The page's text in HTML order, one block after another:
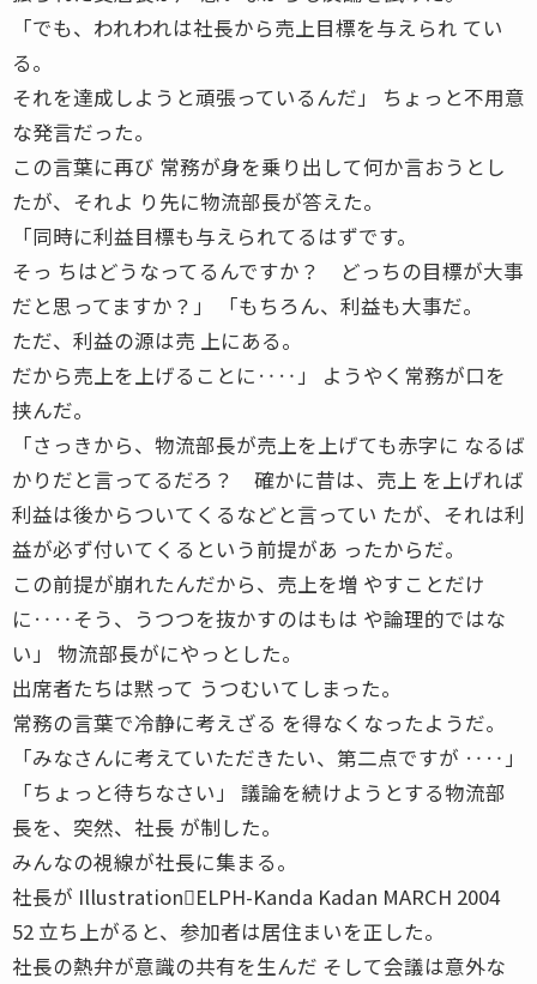
「でも、われわれは社長から売上目標を与えられ てい
る。
それを達成しようと頑張っているんだ」 ちょっと不用意
な発言だった。
この言葉に再び 常務が身を乗り出して何か言おうとし
たが、それよ り先に物流部長が答えた。
「同時に利益目標も与えられてるはずです。
そっ ちはどうなってるんですか？ どっちの目標が大事
だと思ってますか？」 「もちろん、利益も大事だ。
ただ、利益の源は売 上にある。
だから売上を上げることに‥‥」 ようやく常務が口を
挟んだ。
「さっきから、物流部長が売上を上げても赤字に なるば
かりだと言ってるだろ？ 確かに昔は、売上 を上げれば
利益は後からついてくるなどと言ってい たが、それは利
益が必ず付いてくるという前提があ ったからだ。
この前提が崩れたんだから、売上を増 やすことだけ
に‥‥そう、うつつを抜かすのはもは や論理的ではな
い」 物流部長がにやっとした。
出席者たちは黙って うつむいてしまった。
常務の言葉で冷静に考えざる を得なくなったようだ。
「みなさんに考えていただきたい、第二点ですが ‥‥」
「ちょっと待ちなさい」 議論を続けようとする物流部
長を、突然、社長 が制した。
みんなの視線が社長に集まる。
社長が Illustration􀀀ELPH-Kanda Kadan MARCH 2004
52 立ち上がると、参加者は居住まいを正した。
社長の熱弁が意識の共有を生んだ そして会議は意外な